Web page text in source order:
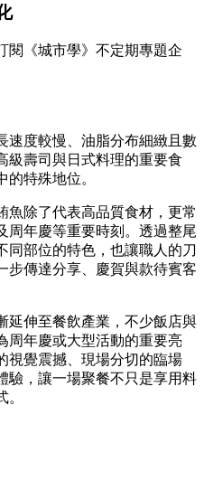
閱《城市學》不定期專題企
速度較慢、油脂分布細緻且數
級壽司與日式料理的重要食
特殊地位。
魚除了代表高品質食材，更常
周年慶等重要時刻。透過整尾
同部位的特色，也讓職人的刀
步傳達分享、慶賀與款待賓客
延伸至餐飲產業，不少飯店與
周年慶或大型活動的重要亮
視覺震撼、現場分切的臨場
驗，讓一場聚餐不只是享用料